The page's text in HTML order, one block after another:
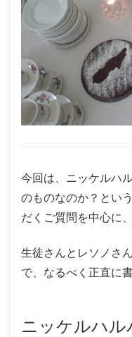
今回は、ニッケルハ
のものなのか？とい
だくご質問を中心に
生徒さんとレソノさ
で、なるべく正直に
ニッケルハル